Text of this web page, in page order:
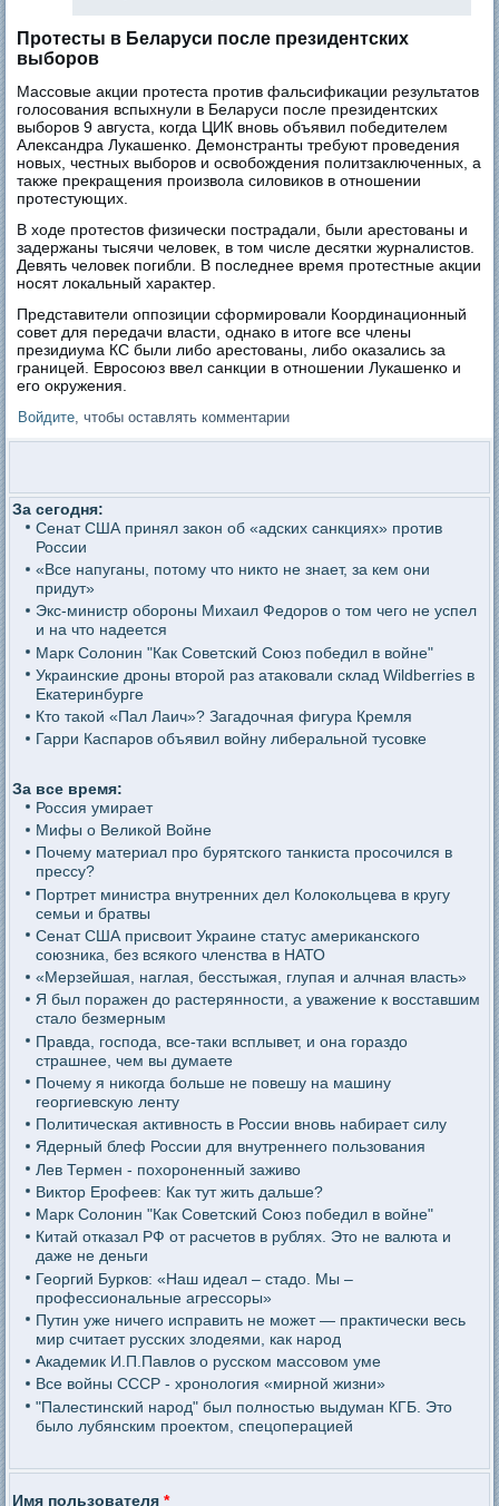
Протесты в Беларуси после президентских
выборов
Массовые акции протеста против фальсификации результатов
голосования вспыхнули в Беларуси после президентских
выборов 9 августа, когда ЦИК вновь объявил победителем
Александра Лукашенко. Демонстранты требуют проведения
новых, честных выборов и освобождения политзаключенных, а
также прекращения произвола силовиков в отношении
протестующих.
В ходе протестов физически пострадали, были арестованы и
задержаны тысячи человек, в том числе десятки журналистов.
Девять человек погибли. В последнее время протестные акции
носят локальный характер.
Представители оппозиции сформировали Координационный
совет для передачи власти, однако в итоге все члены
президиума КС были либо арестованы, либо оказались за
границей. Евросоюз ввел санкции в отношении Лукашенко и
его окружения.
Войдите , чтобы оставлять комментарии
За сегодня:
Сенат США принял закон об «адских санкциях» против
России
«Все напуганы, потому что никто не знает, за кем они
придут»
Экс-министр обороны Михаил Федоров о том чего не успел
и на что надеется
Марк Солонин "Как Советский Союз победил в войне"
Украинские дроны второй раз атаковали склад Wildberries в
Екатеринбурге
Кто такой «Пал Лаич»? Загадочная фигура Кремля
Гарри Каспаров объявил войну либеральной тусовке
За все время:
Россия умирает
Мифы о Великой Войне
Почему материал про бурятского танкиста просочился в
прессу?
Портрет министра внутренних дел Колокольцева в кругу
семьи и братвы
Сенат США присвоит Украине статус американского
союзника, без всякого членства в НАТО
«Мерзейшая, наглая, бесстыжая, глупая и алчная власть»
Я был поражен до растерянности, а уважение к восставшим
стало безмерным
Правда, господа, все-таки всплывет, и она гораздо
страшнее, чем вы думаете
Почему я никогда больше не повешу на машину
георгиевскую ленту
Политическая активность в России вновь набирает силу
Ядерный блеф России для внутреннего пользования
Лев Термен - похороненный заживо
Виктор Ерофеев: Как тут жить дальше?
Марк Солонин "Как Советский Союз победил в войне"
Китай отказал РФ от расчетов в рублях. Это не валюта и
даже не деньги
Георгий Бурков: «Наш идеал – стадо. Мы –
профессиональные агрессоры»
Путин уже ничего исправить не может — практически весь
мир считает русских злодеями, как народ
Академик И.П.Павлов о русском массовом уме
Все войны СССР - хронология «мирной жизни»
"Палестинский народ" был полностью выдуман КГБ. Это
было лубянским проектом, спецоперацией
Имя пользователя*